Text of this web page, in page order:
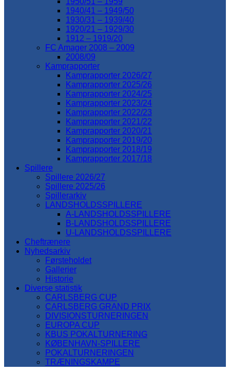
1940/41 – 1949/50
1930/31 – 1939/40
1920/21 – 1929/30
1912 – 1919/20
FC Amager 2008 – 2009
2008/09
Kamprapporter
Kamprapporter 2026/27
Kamprapporter 2025/26
Kamprapporter 2024/25
Kamprapporter 2023/24
Kamprapporter 2022/23
Kamprapporter 2021/22
Kamprapporter 2020/21
Kamprapporter 2019/20
Kamprapporter 2018/19
Kamprapporter 2017/18
Spillere
Spillere 2026/27
Spillere 2025/26
Spillerarkiv
LANDSHOLDSSPILLERE
A-LANDSHOLDSSPILLERE
B-LANDSHOLDSSPILLERE
U-LANDSHOLDSSPILLERE
Cheftrænere
Nyhedsarkiv
Førsteholdet
Gallerier
Historie
Diverse statistik
CARLSBERG CUP
CARLSBERG GRAND PRIX
DIVISIONSTURNERINGEN
EUROPA CUP
KBUS POKALTURNERING
KØBENHAVN-SPILLERE
POKALTURNERINGEN
TRÆNINGSKAMPE